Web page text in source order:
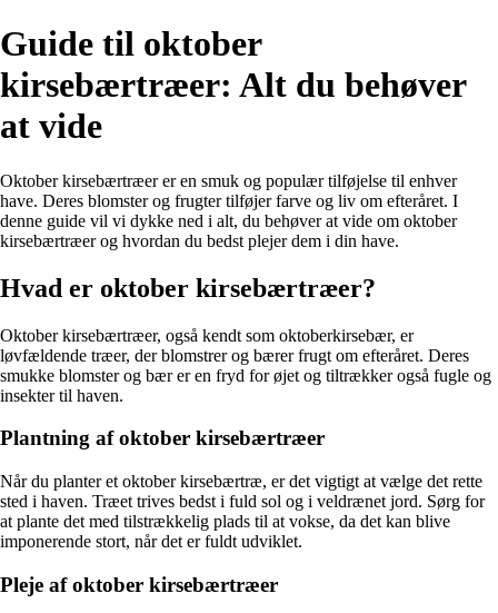
Guide til oktober
kirsebærtræer: Alt du behøver
at vide
Oktober kirsebærtræer er en smuk og populær tilføjelse til enhver
have. Deres blomster og frugter tilføjer farve og liv om efteråret. I
denne guide vil vi dykke ned i alt, du behøver at vide om oktober
kirsebærtræer og hvordan du bedst plejer dem i din have.
Hvad er oktober kirsebærtræer?
Oktober kirsebærtræer, også kendt som oktoberkirsebær, er
løvfældende træer, der blomstrer og bærer frugt om efteråret. Deres
smukke blomster og bær er en fryd for øjet og tiltrækker også fugle og
insekter til haven.
Plantning af oktober kirsebærtræer
Når du planter et oktober kirsebærtræ, er det vigtigt at vælge det rette
sted i haven. Træet trives bedst i fuld sol og i veldrænet jord. Sørg for
at plante det med tilstrækkelig plads til at vokse, da det kan blive
imponerende stort, når det er fuldt udviklet.
Pleje af oktober kirsebærtræer